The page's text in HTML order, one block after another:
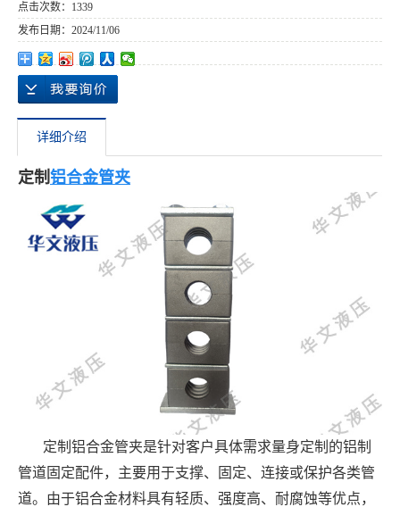
点击次数： 1339
发布日期： 2024/11/06
详细介绍
定制铝合金管夹
定制铝合金管夹是针对客户具体需求量身定制的铝制
管道固定配件，主要用于支撑、固定、连接或保护各类管
道。由于铝合金材料具有轻质、强度高、耐腐蚀等优点，